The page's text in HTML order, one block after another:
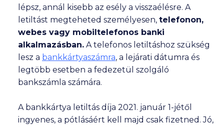
lépsz, annál kisebb az esély a visszaélésre. A
letiltást megteheted személyesen, telefonon,
webes vagy mobiltelefonos banki
alkalmazásban. A telefonos letiltáshoz szükség
lesz a bankkártyaszámra, a lejárati dátumra és
legtöbb esetben a fedezetül szolgáló
bankszámla számára.
A bankkártya letiltás díja 2021. január 1-jétől
ingyenes, a pótlásáért kell majd csak fizetned. Jó,